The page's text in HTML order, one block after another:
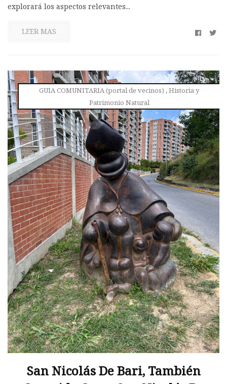
explorará los aspectos relevantes...
LEER MAS
GUIA COMUNITARIA (portal de vecinos) , Historia y
Patrimonio Natural
San Nicolás De Bari, También